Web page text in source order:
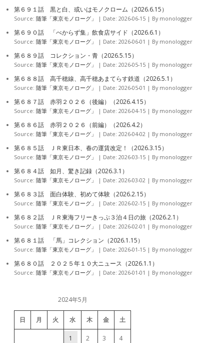
第６９１話 黒と白、或いはモノクローム（2026.6.15）
Source: 随筆「東京モノローグ」 Date: 2026-06-15 By monologger
第６９０話 「べからず集」飲食店サイド（2026.6.1）
Source: 随筆「東京モノローグ」 Date: 2026-06-01 By monologger
第６８９話 コレクション・青（2026.5.15）
Source: 随筆「東京モノローグ」 Date: 2026-05-15 By monologger
第６８８話 高千穂線、高千穂あまてらす鉄道（2026.5.1）
Source: 随筆「東京モノローグ」 Date: 2026-05-01 By monologger
第６８７話 赤羽２０２６（後編）（2026.4.15）
Source: 随筆「東京モノローグ」 Date: 2026-04-15 By monologger
第６８６話 赤羽２０２６（前編）（2026.4.2）
Source: 随筆「東京モノローグ」 Date: 2026-04-02 By monologger
第６８５話 ＪＲ東日本、春の運賃改定！（2026.3.15）
Source: 随筆「東京モノローグ」 Date: 2026-03-15 By monologger
第６８４話 如月、驚き記録（2026.3.1）
Source: 随筆「東京モノローグ」 Date: 2026-03-02 By monologger
第６８３話 面白体験、初めて体験（2026.2.15）
Source: 随筆「東京モノローグ」 Date: 2026-02-15 By monologger
第６８２話 ＪＲ東海フリーきっぷ３泊４日の旅（2026.2.1）
Source: 随筆「東京モノローグ」 Date: 2026-02-01 By monologger
第６８１話 「馬」コレクション（2026.1.15）
Source: 随筆「東京モノローグ」 Date: 2026-01-15 By monologger
第６８０話 ２０２５年１０大ニュース（2026.1.1）
Source: 随筆「東京モノローグ」 Date: 2026-01-01 By monologger
2024年5月
日 月 火 水 木 金 土
1 2 3 4